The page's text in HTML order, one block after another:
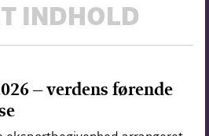
INDHOLD
– verdens førende